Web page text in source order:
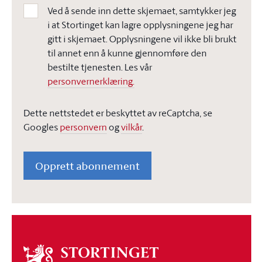
Ved å sende inn dette skjemaet, samtykker jeg
i at Stortinget kan lagre opplysningene jeg har
gitt i skjemaet. Opplysningene vil ikke bli brukt
til annet enn å kunne gjennomføre den
bestilte tjenesten. Les vår
personvernerklæring.
Dette nettstedet er beskyttet av reCaptcha, se
Googlespersonvern ogvilkår.
Opprett abonnement
Om